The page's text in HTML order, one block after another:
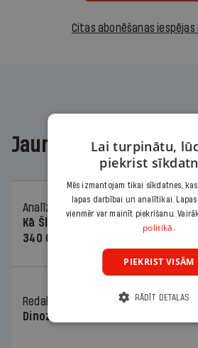
Citas abonēšanas
Jaunākajā žurnālā
Analīze
06.08.2026.
Kā Šlesera partija palika
340 000 vērtu reklāmas kampaņu
Redaktores sleja
06.08.2026.
Dinozaura triks
Lai turpinātu,
piekrist
Mēs izmantojam tikai sīkdatnes,
lapas darbībai un analītikai.
vienmēr var mainīt piekrišanu.
politikā.
PIEKRIST VISĀM
RĀDĪT DETAĻAS